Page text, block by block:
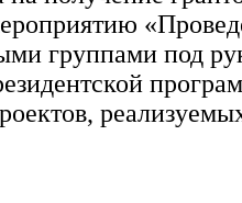
группами под